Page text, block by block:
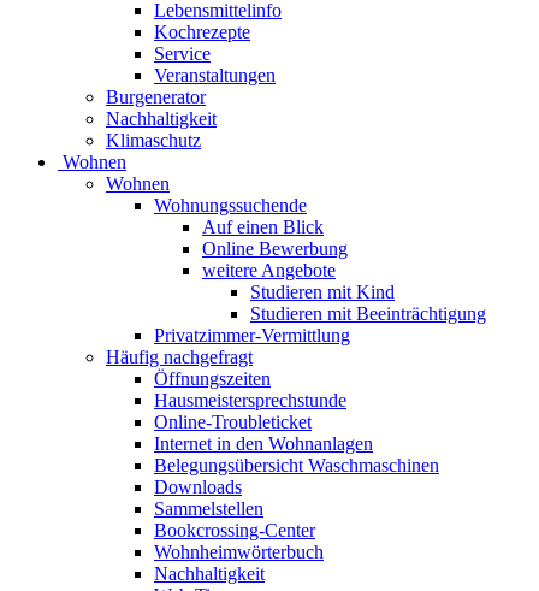
Lebensmittelinfo
Kochrezepte
Service
Veranstaltungen
Burgenerator
Nachhaltigkeit
Klimaschutz
Wohnen
Wohnen
Wohnungssuchende
Auf einen Blick
Online Bewerbung
weitere Angebote
Studieren mit Kind
Studieren mit Beeinträchtigung
Privatzimmer-Vermittlung
Häufig nachgefragt
Öffnungszeiten
Hausmeistersprechstunde
Online-Troubleticket
Internet in den Wohnanlagen
Belegungsübersicht Waschmaschinen
Downloads
Sammelstellen
Bookcrossing-Center
Wohnheimwörterbuch
Nachhaltigkeit